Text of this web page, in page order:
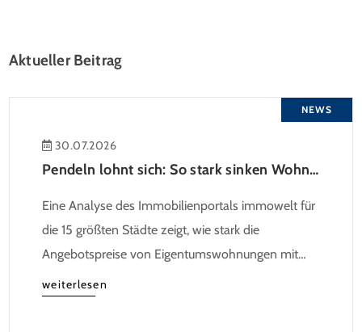
Aktueller Beitrag
NEWS
30.07.2026
Pendeln lohnt sich: So stark sinken Wohnungspreise im Umland
Eine Analyse des Immobilienportals immowelt für
die 15 größten Städte zeigt, wie stark die
Angebotspreise von Eigentumswohnungen mit
zunehmender Entfernung sinken:
weiterlesen